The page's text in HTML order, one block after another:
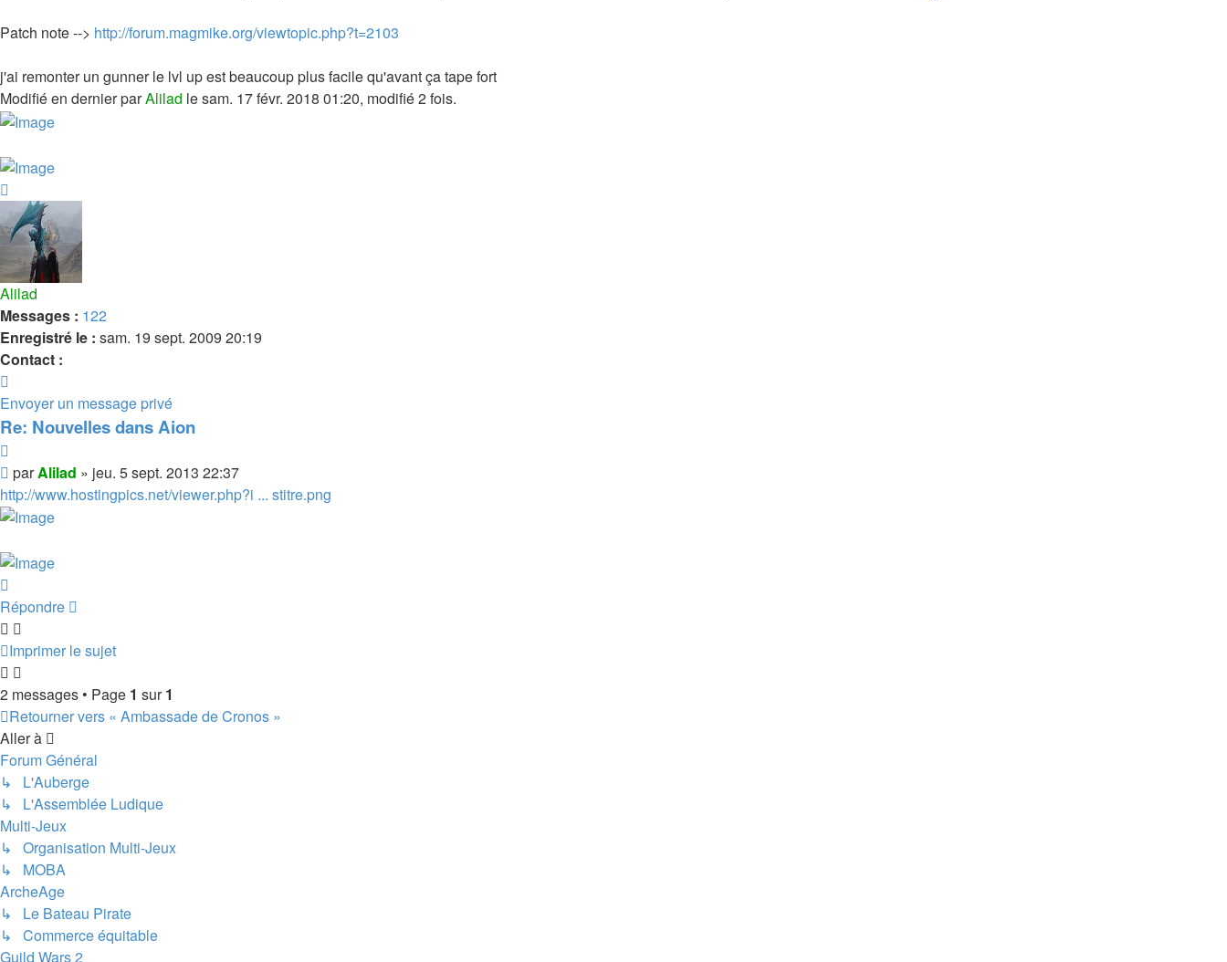
Patch note --> http://forum.magmike.org/viewtopic.php?t=2103
j'ai remonter un gunner le lvl up est beaucoup plus facile qu'avant ça tape fort
Modifié en dernier parAlilad le sam. 17 févr. 2018 01:20, modifié 2 fois.
Alilad
Messages : 122
Enregistré le : sam. 19 sept. 2009 20:19
Contact :
Alilad
Envoyer un message privé
Re: Nouvelles dans Aion
Message
parAlilad » jeu. 5 sept. 2013 22:37
http://www.hostingpics.net/viewer.php?i ... stitre.png
Répondre
Imprimer le sujet
2 messages • Page 1 sur1
Retourner vers « Ambassade de Cronos »
Aller à
Forum Général
↳ L'Auberge
↳ L'Assemblée Ludique
Multi-Jeux
↳ Organisation Multi-Jeux
↳ MOBA
ArcheAge
↳ Le Bateau Pirate
↳ Commerce équitable
Guild Wars 2